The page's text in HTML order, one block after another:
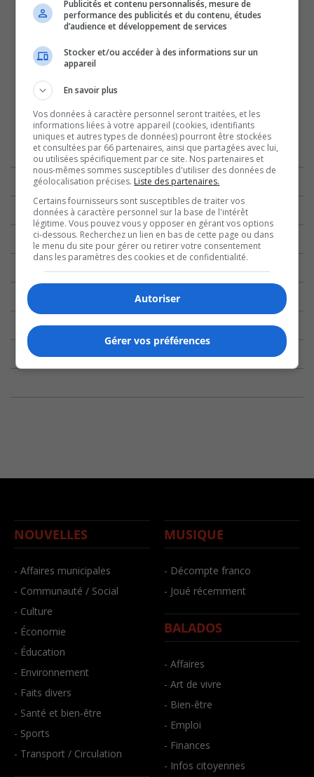
NOUVELLES
- Affaires municipales
- Communauté / Social
- Culture
- Économie
- Éducation
- Environnement
- Faits divers
- Santé et bien-être
- Sports
- Transport / Circulation
MUSIQUE
- Décompte franco
- Joué récemment
BALADOS
- Affaires
- Art de vivre
- Bien-être
- Emploi
- Finances
- Infos citoyennes
Publicités et contenu personnalisés, mesure de
performance des publicités et du contenu, études
d’audience et développement de services
Stocker et/ou accéder à des informations sur un
appareil
En savoir plus
Vos données à caractère personnel seront traitées, et les
informations liées à votre appareil (cookies, identifiants
uniques et autres types de données) pourront être stockées
et consultées par 66 partenaires, ainsi que partagées avec lui,
ou utilisées spécifiquement par ce site. Nos partenaires et
nous-mêmes sommes susceptibles d'utiliser des données de
géolocalisation précises. Liste des partenaires.
Certains fournisseurs sont susceptibles de traiter vos
données à caractère personnel sur la base de l'intérêt
légitime. Vous pouvez vous y opposer en gérant vos options
ci-dessous. Recherchez un lien en bas de cette page ou dans
le menu du site pour gérer ou retirer votre consentement
dans les paramètres des cookies et de confidentialité.
Autoriser
Gérer vos préférences